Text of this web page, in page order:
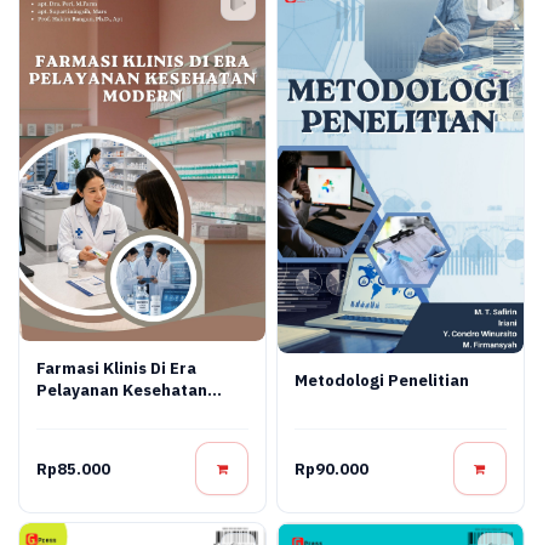
Farmasi Klinis Di Era
Pelayanan Kesehatan
Rp85.000
Metodologi Penelitian
Rp90.000